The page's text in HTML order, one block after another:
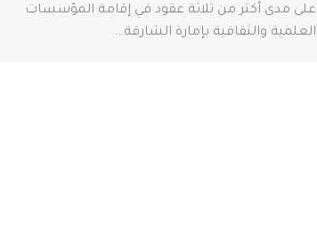
على مدى أكثر من ثلاثة عقود في إقامة المؤسسات
العلمية والثقافية بإمارة الشارقة…